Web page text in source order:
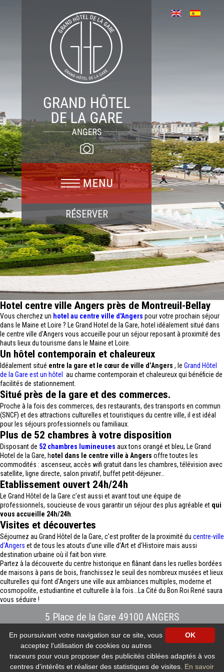
RÉSERVER
Hotel centre ville Angers près de Montreuil-Bellay
Vous cherchez un hotel au centre ville d'Angers pour votre prochain séjour
dans le Maine et Loire ? Le Grand Hotel de la Gare, hotel idéalement situé dans
le centre ville d'Angers vous accueille pour un séjour reposant à proximité des
hauts lieux du tourisme dans le Maine et Loire.
Un hôtel contemporain et chaleureux
Idéalement situé entre la gare et le cœur de ville d’Angers , le Grand Hôtel
de la Gare est un hôtel
au charme contemporain et chaleureux qui bénéficie de
facilités de stationnement.
Situé près de la gare et des commerces.
Proche à la fois des commerces, des restaurants, des transports en commun
(SNCF) et des attractions culturelles et touristiques du centre ville, il est idéal
pour les séjours professionnels ou familiaux.
Plus de 52 chambres à votre disposition
Disposant de 52 chambres lumineuses aux tons orangé et bleu, Le Grand
Hotel de la Gare, hotel dans le centre ville à Angers offre toutes les
commodités : ascenseur, accès wifi gratuit dans les chambres, télévision avec
satellite, ligne directe, salon privatif, buffet petit-déjeuner…
Etablissement ouvert 24h/24h
Le Grand Hôtel de la Gare c’est aussi et avant tout une équipe de
professionnels, soucieuse de vous garantir un séjour des plus agréable et qui
vous accueille 24h/24h
Visites et découvertes
Séjournez au Grand Hôtel de la Gare, c'est profiter de la proximité du centre-ville
d'Angers et de tous les atouts d'une ville d’Art et d’Histoire mais aussi
destination urbaine où il fait bon vivre.
Partez à la découverte du centre historique en flânant dans les ruelles bordées
de maisons à pans de bois, franchissez le seuil des nombreux musées et lieux
culturelles qui font d'Angers une ville aux ambiances multiples, moderne et
cosmopolite, estudiantine et culturelle à la fois...La Cité du Bon Roi René saura
vous séduire !
5 Place de la Gare 49100 ANGERS
info@hotel-angers.fr
www.grandhoteldelagare-angers.com
Création et référencement Site internet E-comouest - ANGERS
Mentions légales-Plan du site- Galerie photos-Protection des données
personnelles
Nos flux RSS
OK
En poursuivant votre navigation sur ce site, vous
acceptez l'utilisation de cookies ou autres
traceurs pour vous proposer des publicités ciblées adaptés à vos
centres d’intérêts et réaliser des statistiques de visites. En savoir